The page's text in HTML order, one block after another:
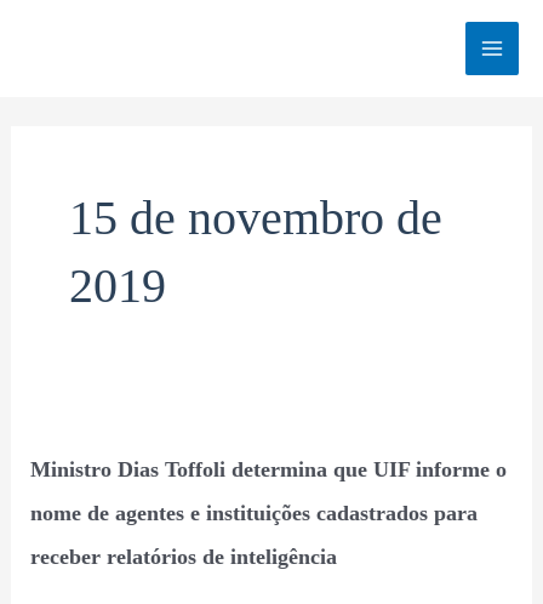
15 de novembro de
2019
Ministro Dias Toffoli determina que UIF informe o
nome de agentes e instituições cadastrados para
receber relatórios de inteligência
Ministro
Dias
Toffoli
que